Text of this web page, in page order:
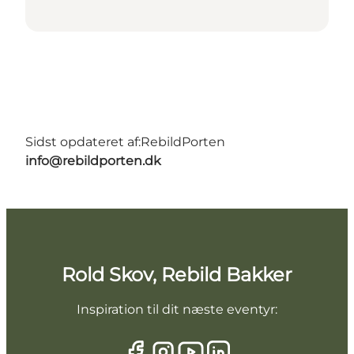
Sidst opdateret af:RebildPorten
info@rebildporten.dk
Rold Skov, Rebild Bakker
Inspiration til dit næste eventyr: